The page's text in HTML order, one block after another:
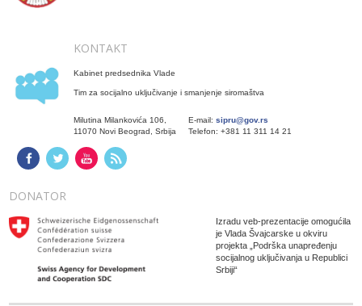
KONTAKT
Kabinet predsednika Vlade
Tim za socijalno uključivanje i smanjenje siromaštva
Milutina Milankovića 106,
11070 Novi Beograd, Srbija
E-mail:sipru@gov.rs
Telefon: +381 11 311 14 21
DONATOR
Izradu veb-prezentacije omogućila
je Vlada Švajcarske u okviru
projekta „Podrška unapređenju
socijalnog uključivanja u Republici
Srbiji“